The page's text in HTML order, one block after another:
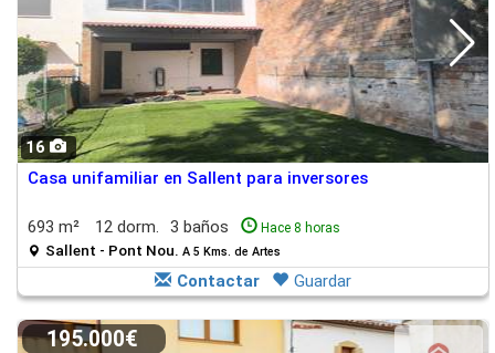
16
Casa unifamiliar en Sallent para inversores
693 m² 12 dorm. 3 baños Hace 8 horas
Sallent - Pont Nou. A 5 Kms. de Artes
Contactar Guardar
195.000€